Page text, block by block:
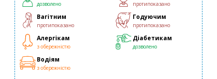
дозволено протипоказано
Вагітним
протипоказано
Годуючим
протипоказано
Алергікам
з обережністю
Діабетикам
дозволено
Водіям
з обережністю